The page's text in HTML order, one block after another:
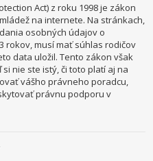
Act) z roku 1998 je zákon
na internete. Na stránkach,
osobných údajov o
rokov, musí mať súhlas rodičov
data uložil. Tento zákon však
nie ste istý, či toto platí aj na
vášho právneho poradcu,
právnu podporu v